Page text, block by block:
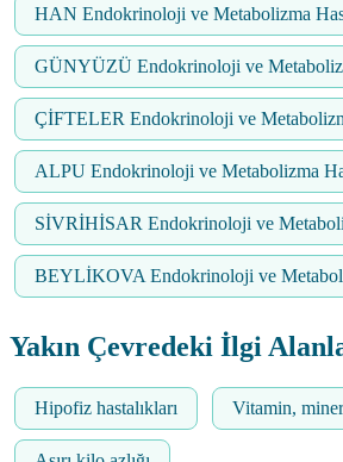
HAN Endokrinoloji ve Metabolizma
GÜNYÜZÜ Endokrinoloji ve
ÇİFTELER Endokrinoloji ve
ALPU Endokrinoloji ve Metabolizma
SİVRİHİSAR Endokrinoloji ve
BEYLİKOVA Endokrinoloji ve
Yakın Çevredeki İlgi
Hipofiz hastalıkları Vitamin,